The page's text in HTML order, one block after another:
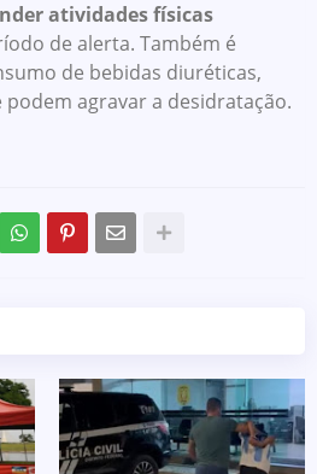
atividades físicas
de alerta. Também é
de bebidas diuréticas,
podem agravar a desidratação.